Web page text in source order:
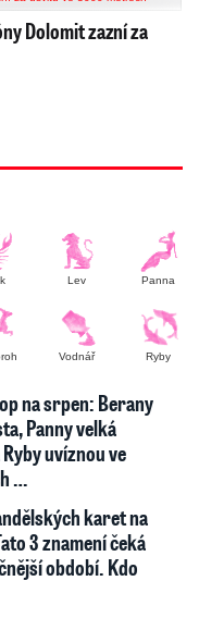
Dolomit zazní za
Lev Panna
Vodnář Ryby
na srpen: Berany
Panny velká
uvíznou ve
…
karet na
3 znamení čeká
období. Kdo